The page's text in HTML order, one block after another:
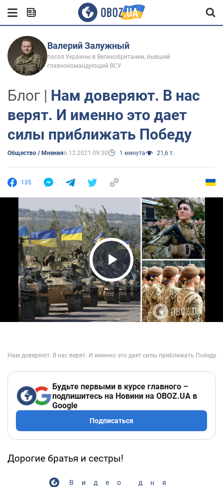
Валерий Залужный
посол Украины в Великобритании, бывший
главнокомандующий ВСУ
Блог | Нам доверяют. В нас
верят. И именно это дает
силы приближать Победу
Общество / Мнения6.12.2021 09:30 1 минута 21,6 т.
135
Play Video
Будьте первыми в курсе главного –
подпишитесь на Новини на OBOZ.UA в
Google
Подписаться
Дорогие братья и сестры!
Видео дня